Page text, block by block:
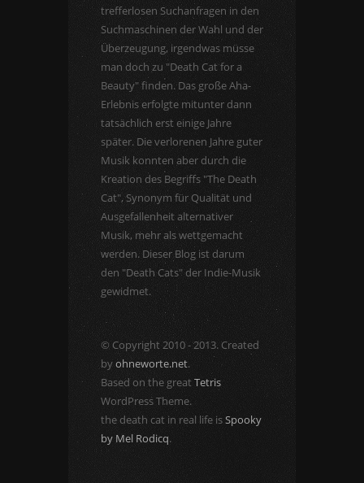
trefferlosen Suchanfragen in den
Suchmaschinen der Wahl und der
Überzeugung, irgendwas müsse
man doch zu "Death Cat for a
Beauty" finden. Das große Aha-
Erlebnis erfolgte mitunter dann
tatsächlich erst einige Jahre
später. Die verlorenen Jahre guter
Musik konnten aber durch die
Kreation des Begriffs "The Death
Cat", Synonym für Qualität und
Ausgefallenheit alternativer
Musik, mehr als wettgemacht
werden. Dieser Blog ist darum
den "Death Cats" der Indie-Musik
gewidmet.
© Copyright 2010 - 2013. Created
byohneworte.net.
Based on the great Tetris
WordPress Theme.
the death cat in real life isSpooky
by Mel Rodicq.